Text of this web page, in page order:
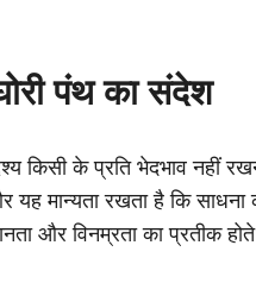
पंथ का संदेश
किसी के प्रति भेदभाव नहीं
मान्यता रखता है कि साधना
और विनम्रता का प्रतीक